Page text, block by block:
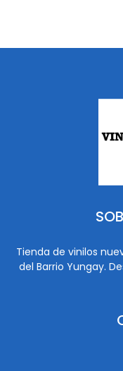
Tienda de vinilos
del Barrio Yungay.